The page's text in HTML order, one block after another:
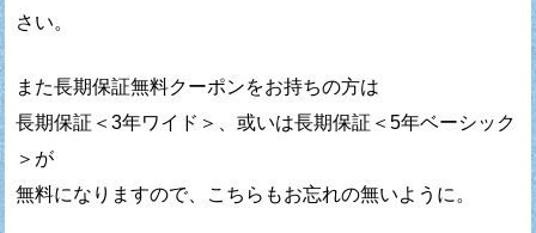
さい。
また長期保証無料クーポンをお持ちの方は
長期保証＜3年ワイド＞、或いは長期保証＜5年ベーシック
＞が
無料になりますので、こちらもお忘れの無いように。